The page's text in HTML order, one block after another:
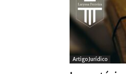
Artigo Jurídico